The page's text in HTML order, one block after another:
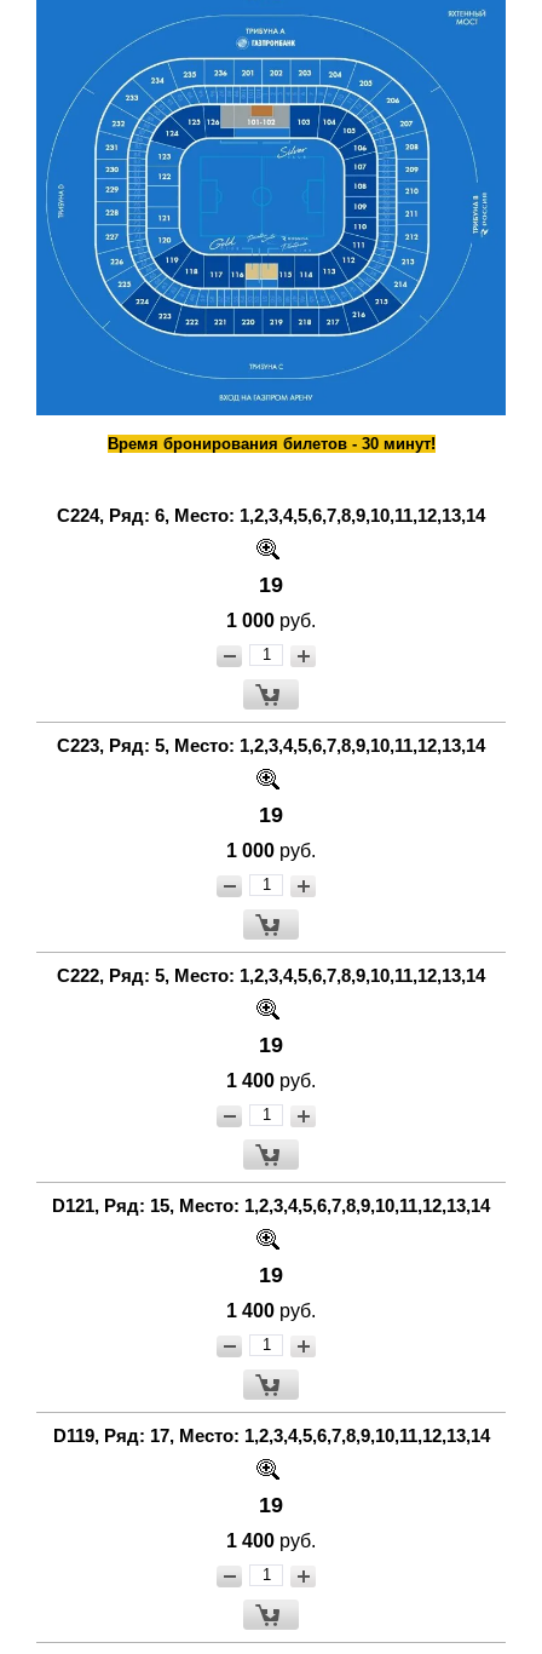
Время бронирования билетов - 30 минут!
С224, Ряд: 6, Место: 1,2,3,4,5,6,7,8,9,10,11,12,13,14
19
1 000 руб.
С223, Ряд: 5, Место: 1,2,3,4,5,6,7,8,9,10,11,12,13,14
19
1 000 руб.
С222, Ряд: 5, Место: 1,2,3,4,5,6,7,8,9,10,11,12,13,14
19
1 400 руб.
D121, Ряд: 15, Место: 1,2,3,4,5,6,7,8,9,10,11,12,13,14
19
1 400 руб.
D119, Ряд: 17, Место: 1,2,3,4,5,6,7,8,9,10,11,12,13,14
19
1 400 руб.